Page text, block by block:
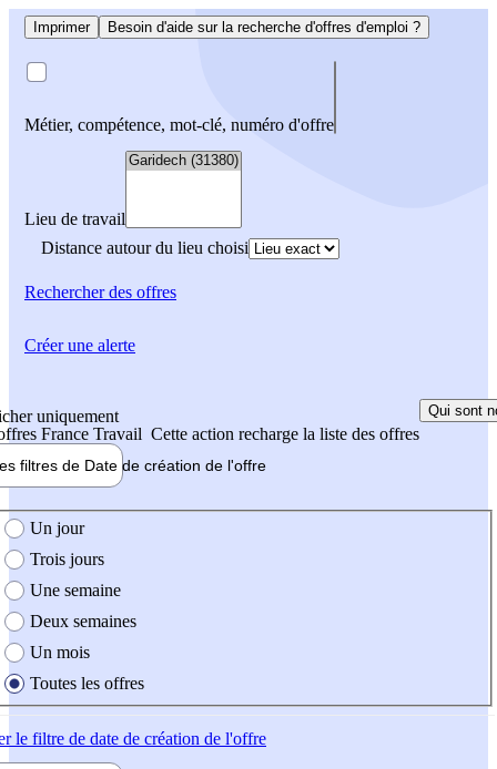
Imprimer Besoin d'aide sur la recherche d'offres d'emploi ?
Métier, compétence, mot-clé, numéro d'offre
Lieu de travail
Distance autour du lieu choisi
Rechercherdes offres
uniquement
France Travail Cette action recharge la liste des offres
Qui sont
filtres de Date de création de l'offre
création de l'offre
Un jour
Trois jours
Une semaine
Deux semaines
Un mois
Toutes les offres
le filtre de date de création de l'offre
Créer une alerte